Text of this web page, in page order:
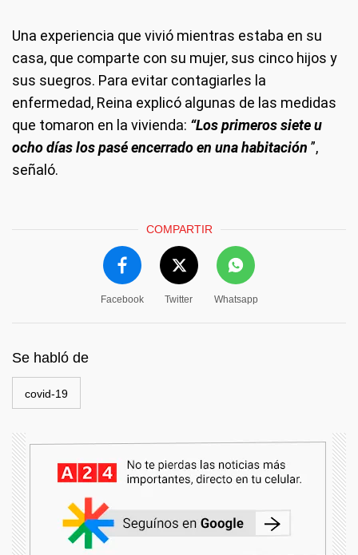
Una experiencia que vivió mientras estaba en su
casa, que comparte con su mujer, sus cinco hijos y
sus suegros. Para evitar contagiarles la
enfermedad, Reina explicó algunas de las medidas
que tomaron en la vivienda: “Los primeros siete u
ocho días los pasé encerrado en una habitación ”,
señaló.
COMPARTIR
Facebook Twitter Whatsapp
Se habló de
covid-19